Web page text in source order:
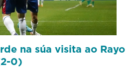
na súa visita ao Rayo
0)